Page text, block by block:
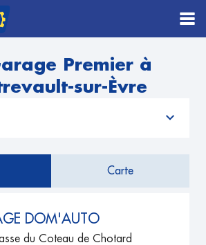
Premier à
sur-Èvre
Carte
DOM'AUTO
du Coteau de Chotard